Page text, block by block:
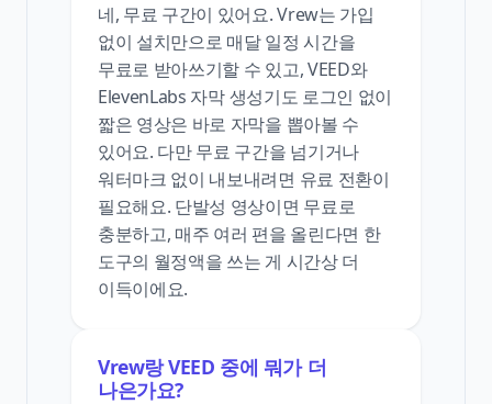
네, 무료 구간이 있어요. Vrew는 가입
없이 설치만으로 매달 일정 시간을
무료로 받아쓰기할 수 있고, VEED와
ElevenLabs 자막 생성기도 로그인 없이
짧은 영상은 바로 자막을 뽑아볼 수
있어요. 다만 무료 구간을 넘기거나
워터마크 없이 내보내려면 유료 전환이
필요해요. 단발성 영상이면 무료로
충분하고, 매주 여러 편을 올린다면 한
도구의 월정액을 쓰는 게 시간상 더
이득이에요.
Vrew랑 VEED 중에 뭐가 더
나은가요?